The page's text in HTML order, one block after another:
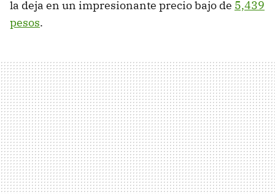
la deja en un impresionante precio bajo de 5,439
pesos.